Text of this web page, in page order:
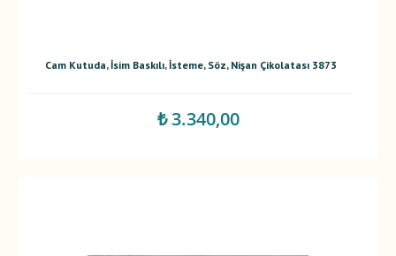
Cam Kutuda, İsim Baskılı, İsteme, Söz, Nişan Çikolatası 3873
₺ 3.340,00